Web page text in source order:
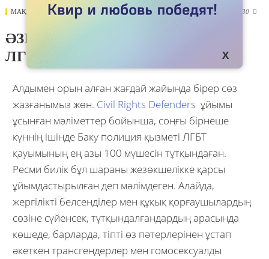
МАҚАЛАЛАР 25 SEPTEMBER 2017 3230 
ӘЗІРБАЙЖАН ПОЛИЦИЯСЫ
ЛГБТ-ҒА ҚЫСЫМ КӨРСЕТУДЕ
Алдымен орын алған жағдай жайында бірер сөз
жазғанымыз жөн. Civil Rights Defenders ұйымы
ұсынған мәліметтер бойынша, соңғы бірнеше
күннің ішінде Баку полиция қызметі ЛГБТ
қауымының ең азы 100 мүшесін тұтқындаған.
Ресми билік бұл шараны жезөкшелікке қарсы
ұйымдастырылған деп мәлімдеген. Алайда,
жергілікті белсенділер мен құқық қорғаушылардың
сөзіне сүйенсек, тұтқындалғандардың арасында
көшеде, барларда, тіпті өз пәтерлерінен ұстап
әкеткен трансгендерлер мен гомосексуалды